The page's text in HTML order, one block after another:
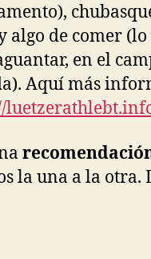
algo de comer
en el
Aquí más
la una a la otra.